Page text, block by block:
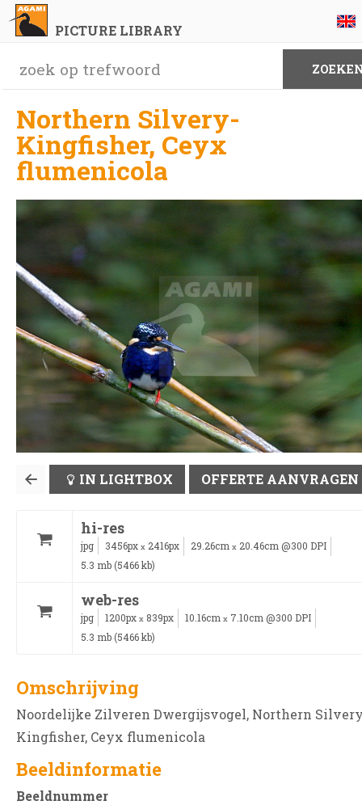
PICTURE LIBRARY
Northern Silvery-
Kingfisher, Ceyx
flumenicola
IN LIGHTBOX OFFERTE AANVRAGEN
hi-res
jpg 3456px x 2416px 29.26cm x 20.46cm @300 DPI
5.3 mb (5466 kb)
web-res
jpg 1200px x 839px 10.16cm x 7.10cm @300 DPI
5.3 mb (5466 kb)
Omschrijving
Noordelijke Zilveren Dwergijsvogel, Northern
Kingfisher, Ceyx flumenicola
Beeldinformatie
Beeldnummer